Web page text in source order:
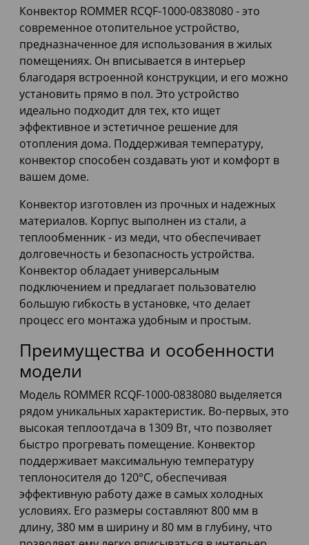
Конвектор ROMMER RCQF-1000-0838080 - это
современное отопительное устройство,
предназначенное для использования в жилых
помещениях. Он вписывается в интерьер
благодаря встроенной конструкции, и его можно
установить прямо в пол. Это устройство
идеально подходит для тех, кто ищет
эффективное и эстетичное решение для
отопления дома. Поддерживая температуру,
конвектор способен создавать уют и комфорт в
вашем доме.
Конвектор изготовлен из прочных и надежных
материалов. Корпус выполнен из стали, а
теплообменник - из меди, что обеспечивает
долговечность и безопасность устройства.
Конвектор обладает универсальным
подключением и предлагает пользователю
большую гибкость в установке, что делает
процесс его монтажа удобным и простым.
Преимущества и особенности
модели
Модель ROMMER RCQF-1000-0838080 выделяется
рядом уникальных характеристик. Во-первых, это
высокая теплоотдача в 1309 Вт, что позволяет
быстро прогревать помещение. Конвектор
поддерживает максимальную температуру
теплоносителя до 120°C, обеспечивая
эффективную работу даже в самых холодных
условиях. Его размеры составляют 800 мм в
длину, 380 мм в ширину и 80 мм в глубину, что